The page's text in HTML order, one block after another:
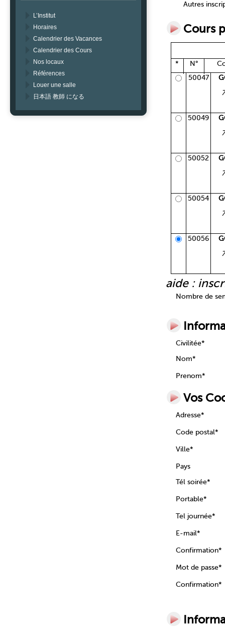
L’Institut
Horaires
Calendrier des Vacances
Calendrier des Cours
Nos locaux
Références
Louer une salle
日本語 教師 になる
Autres
Cours
* N°
50047
50049
50052
50054
50056
aide :
Nombre de
Civilitée*
Nom*
Prenom*
Vos
Adresse*
Code postal*
Ville*
Pays
Tél soirée*
Portable*
Tel journée*
E-mail*
Confirmation*
Mot de passe*
Confirmation*